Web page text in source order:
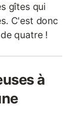
gîtes qui
C'est donc
quatre !
à